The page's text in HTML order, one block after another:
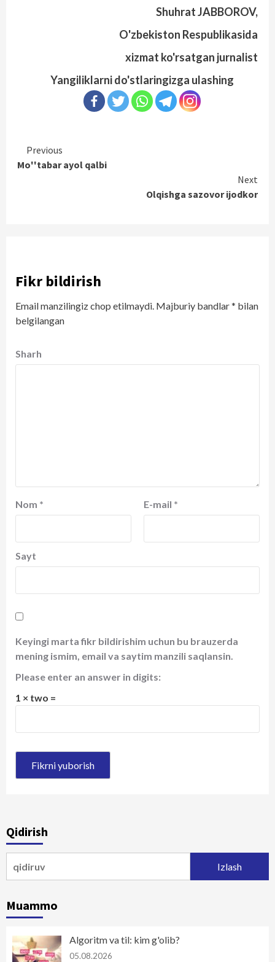
Shuhrat JABBOROV,
O'zbekiston Respublikasida
xizmat ko'rsatgan jurnalist
Yangiliklarni do'stlaringizga ulashing
Continue
Reading
Previous
Mo''tabar ayol qalbi
Next
Olqishga sazovor ijodkor
Fikr bildirish
Email manzilingiz chop etilmaydi. Majburiy bandlar* bilan
belgilangan
Sharh
Nom * E-mail *
Sayt
Keyingi marta fikr bildirishim uchun bu brauzerda
mening ismim, email va saytim manzili saqlansin.
Please enter an answer in digits:
1 × two =
Qidirish
Muammo
Algoritm va til: kim g'olib?
05.08.2026